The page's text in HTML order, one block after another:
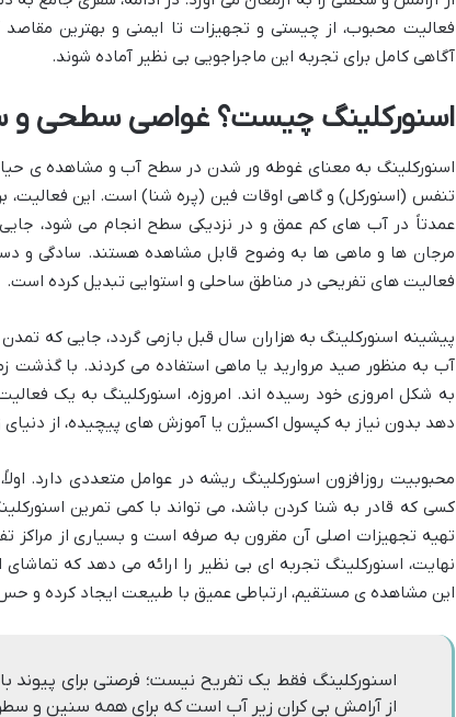
فعالیت محبوب، از چیستی و تجهیزات تا ایمنی و بهترین مقاصد
آگاهی کامل برای تجربه این ماجراجویی بی نظیر آماده شوند.
اسنورکلینگ چیست؟ غواصی سطحی و
اسنورکلینگ به معنای غوطه ور شدن در سطح آب و مشاهده ی
تنفس (اسنورکل) و گاهی اوقات فین (پره شنا) است. این فعالیت،
عمدتاً در آب های کم عمق و در نزدیکی سطح انجام می شود،
مرجان ها و ماهی ها به وضوح قابل مشاهده هستند. سادگی و
فعالیت های تفریحی در مناطق ساحلی و استوایی تبدیل کرده است.
پیشینه اسنورکلینگ به هزاران سال قبل بازمی گردد، جایی که
آب به منظور صید مروارید یا ماهی استفاده می کردند. با گذشت
به شکل امروزی خود رسیده اند. امروزه، اسنورکلینگ به یک
دهد بدون نیاز به کپسول اکسیژن یا آموزش های پیچیده، از دنیای
محبوبیت روزافزون اسنورکلینگ ریشه در عوامل متعددی دارد.
کسی که قادر به شنا کردن باشد، می تواند با کمی تمرین
تهیه تجهیزات اصلی آن مقرون به صرفه است و بسیاری از مراکز
نهایت، اسنورکلینگ تجربه ای بی نظیر را ارائه می دهد که
این مشاهده ی مستقیم، ارتباطی عمیق با طبیعت ایجاد کرده و
اسنورکلینگ فقط یک تفریح نیست؛ فرصتی برای پیوند
از آرامش بی کران زیر آب است که برای همه سنین و